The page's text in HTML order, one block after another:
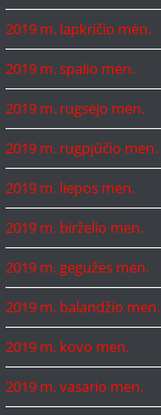
2019 m. lapkričio mėn.
2019 m. spalio mėn.
2019 m. rugsėjo mėn.
2019 m. rugpjūčio mėn.
2019 m. liepos mėn.
2019 m. birželio mėn.
2019 m. gegužės mėn.
2019 m. balandžio mėn.
2019 m. kovo mėn.
2019 m. vasario mėn.